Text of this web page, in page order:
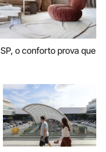
o conforto prova que